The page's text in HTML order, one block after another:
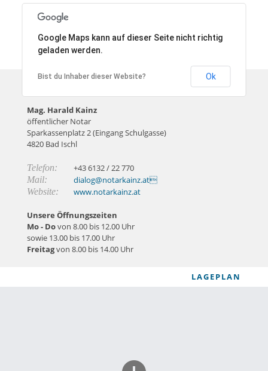
Mag. Harald Kainz
öffentlicher Notar
Sparkassenplatz 2 (Eingang Schulgasse)
4820 Bad Ischl
Telefon: +43 6132 / 22 770
Mail: dialog@notarkainz.at
Website: www.notarkainz.at
Unsere Öffnungszeiten
Mo - Dovon 8.00 bis 12.00 Uhr
sowie 13.00 bis 17.00 Uhr
Freitagvon 8.00 bis 14.00 Uhr
LAGEPLAN
Google Maps kann auf dieser Seite nicht richtig
geladen werden.
Bist du Inhaber dieser Website? Ok